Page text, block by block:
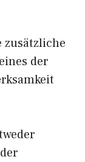
zusätzliche
der